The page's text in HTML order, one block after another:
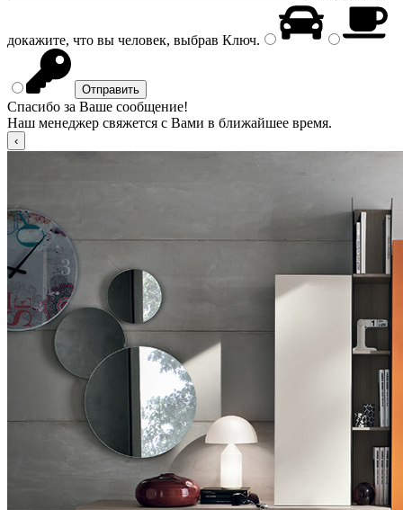
докажите, что вы человек, выбрав Ключ.
Спасибо за Ваше сообщение!
Наш менеджер свяжется с Вами в ближайшее время.